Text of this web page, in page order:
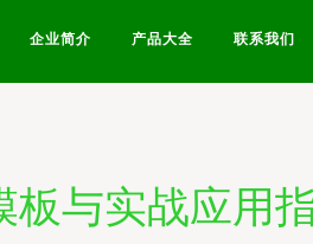
企业简介 产品大全 联系我们
板与实战应用